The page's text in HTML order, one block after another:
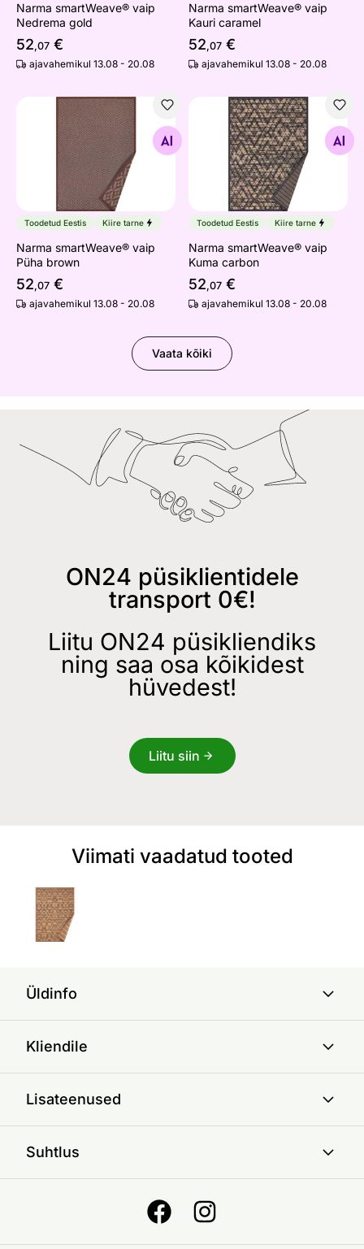
Narma smartWeave® vaip
Nedrema gold
52,07 €
ajavahemikul 13.08 - 20.08
Narma smartWeave® vaip
Kauri caramel
52,07 €
ajavahemikul 13.08 - 20.08
Narma smartWeave® vaip Püha brown
Otsi sarnaseid
Toodetud Eestis Kiire tarne
Narma smartWeave® vaip
Püha brown
52,07 €
ajavahemikul 13.08 - 20.08
Narma smartWeave® vaip
Otsi sarnaseid
Toodetud Eestis Kiire tarne
Narma smartWeave® vaip
Kuma carbon
52,07 €
ajavahemikul 13.08 - 20.08
Vaata kõiki
ON24 püsiklientidele
transport 0€!
Liitu ON24 püsikliendiks
ning saa osa kõikidest
hüvedest!
Liitu siin
Viimati vaadatud tooted
Üldinfo
Kliendile
Lisateenused
Suhtlus